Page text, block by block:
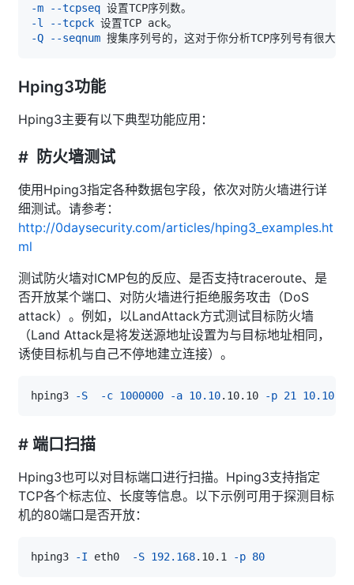
-m
--tcpseq
-l
--tcpck
-Q
--seqnum
Hping3功能
Hping3主要有以下典型功能应用：
# 防火墙测试
使用Hping3指定各种数据包字段，依次对防火墙进行详
细测试。请参考：
http://0daysecurity.com/articles/hping3_examples.ht
ml
测试防火墙对ICMP包的反应、是否支持traceroute、是
否开放某个端口、对防火墙进行拒绝服务攻击（DoS
attack）。例如，以LandAttack方式测试目标防火墙
（Land Attack是将发送源地址设置为与目标地址相同，
诱使目标机与自己不停地建立连接）。
hping3 -S -c 1000000 -a 10.10.10.10 -p 21 10.10
# 端口扫描
Hping3也可以对目标端口进行扫描。Hping3支持指定
TCP各个标志位、长度等信息。以下示例可用于探测目标
机的80端口是否开放：
hping3 -I eth0 -S 192.168.10.1 -p 80